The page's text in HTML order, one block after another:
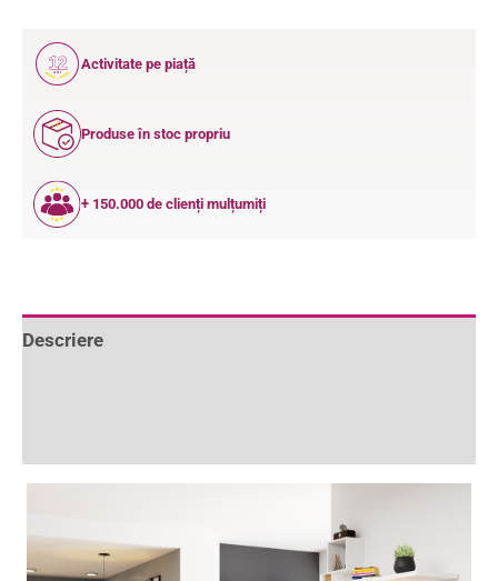
12
ANI
Activitate pe piață
Produse în stoc propriu
+ 150.000 de clienți mulțumiți
Descriere